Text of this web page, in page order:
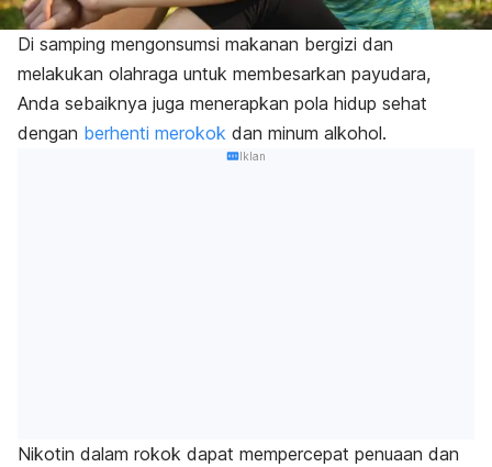
Di samping mengonsumsi makanan bergizi dan
melakukan olahraga untuk membesarkan payudara,
Anda sebaiknya juga menerapkan pola hidup sehat
dengan berhenti merokok dan minum alkohol.
Iklan
Nikotin dalam rokok dapat mempercepat penuaan dan